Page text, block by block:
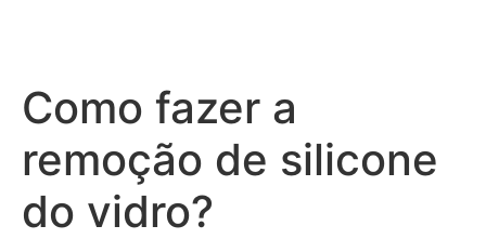
Como fazer a
remoção de silicone
do vidro?